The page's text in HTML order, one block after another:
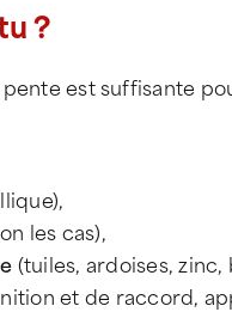
?
est suffisante
les cas),
(tuiles, ardoises, zinc,
et de raccord,